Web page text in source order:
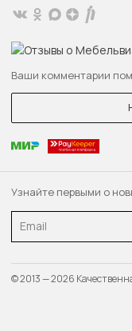
Узнайте первыми о
Ваши комментарии
© 2013 — 2026